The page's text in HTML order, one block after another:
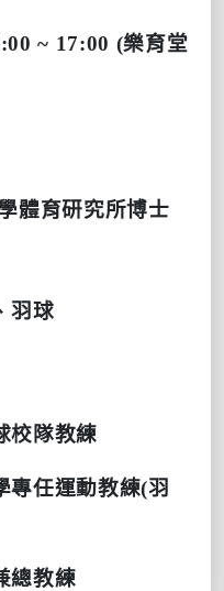
~ 17:00 (樂育堂
體育研究所博士
羽球
校隊教練
專任運動教練(羽
總教練